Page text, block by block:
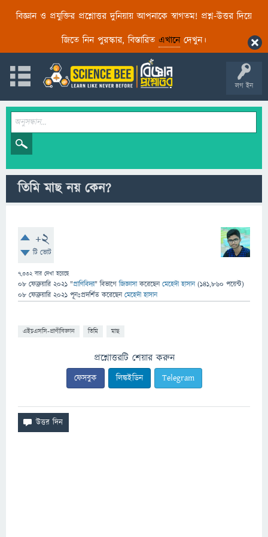
বিজ্ঞান ও প্রযুক্তির প্রশ্নোত্তর দুনিয়ায় আপনাকে স্বাগতম! প্রশ্ন-উত্তর দিয়ে
জিতে নিন পুরস্কার, বিস্তারিত এখানেদেখুন।
লগ ইন
তিমি মাছ নয় কেন?
+2
টি ভোট
7,332বার দেখা হয়েছে
08 ফেব্রুয়ারি 2021 "প্রাণিবিদ্যা" বিভাগে জিজ্ঞাসাকরেছেনমেহেদী হাসান (141,860 পয়েন্ট)
08 ফেব্রুয়ারি 2021 পূনঃপ্রদর্শিত করেছেনমেহেদী হাসান
এইচএসসি-প্রাণীবিজ্ঞান তিমি মাছ
প্রশ্নোত্তরটি শেয়ার করুন
ফেসবুক লিঙ্কইডিন Telegram